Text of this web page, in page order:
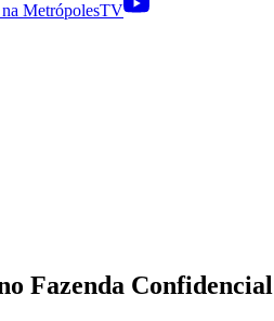
na MetrópolesTV
Fazenda Confidencial